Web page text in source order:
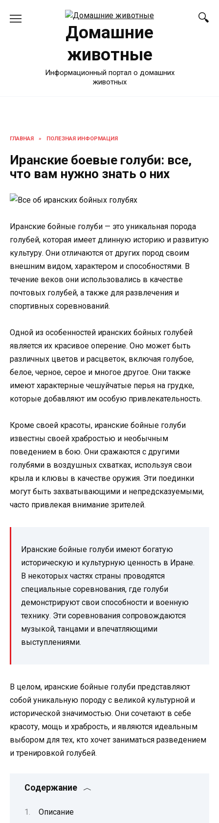
Домашние
животные
Информационный портал о домашних
животных
ГЛАВНАЯ » ПОЛЕЗНАЯ ИНФОРМАЦИЯ
Иранские боевые голуби: все,
что вам нужно знать о них
Иранские бойные голуби — это уникальная порода
голубей, которая имеет длинную историю и развитую
культуру. Они отличаются от других пород своим
внешним видом, характером и способностями. В
течение веков они использовались в качестве
почтовых голубей, а также для развлечения и
спортивных соревнований.
Одной из особенностей иранских бойных голубей
является их красивое оперение. Оно может быть
различных цветов и расцветок, включая голубое,
белое, черное, серое и многое другое. Они также
имеют характерные чешуйчатые перья на грудке,
которые добавляют им особую привлекательность.
Кроме своей красоты, иранские бойные голуби
известны своей храбростью и необычным
поведением в бою. Они сражаются с другими
голубями в воздушных схватках, используя свои
крыла и клювы в качестве оружия. Эти поединки
могут быть захватывающими и непредсказуемыми,
часто привлекая внимание зрителей.
Иранские бойные голуби имеют богатую
историческую и культурную ценность в Иране.
В некоторых частях страны проводятся
специальные соревнования, где голуби
демонстрируют свои способности и военную
технику. Эти соревнования сопровождаются
музыкой, танцами и впечатляющими
выступлениями.
В целом, иранские бойные голуби представляют
собой уникальную породу с великой культурной и
исторической значимостью. Они сочетают в себе
красоту, мощь и храбрость, и являются идеальным
выбором для тех, кто хочет заниматься разведением
и тренировкой голубей.
Содержание
Описание